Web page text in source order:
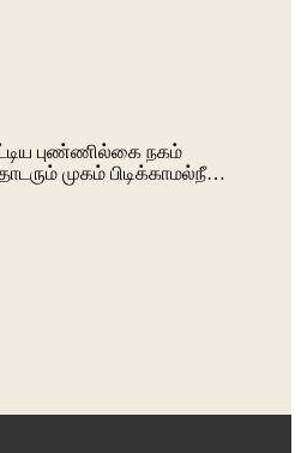
புண்ணில்கை நகம்
முகம் பிடிக்காமல்நீ…